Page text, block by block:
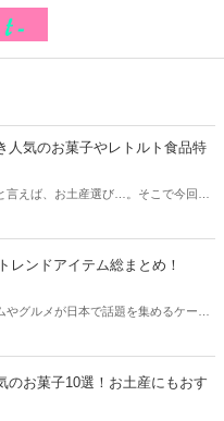
人気のお菓子やレトルト食品特
言えば、お土産選び…。そこで今回は
レンドアイテム総まとめ！
グルメが日本で話題を集めるケース
のお菓子10選！お土産にもおす